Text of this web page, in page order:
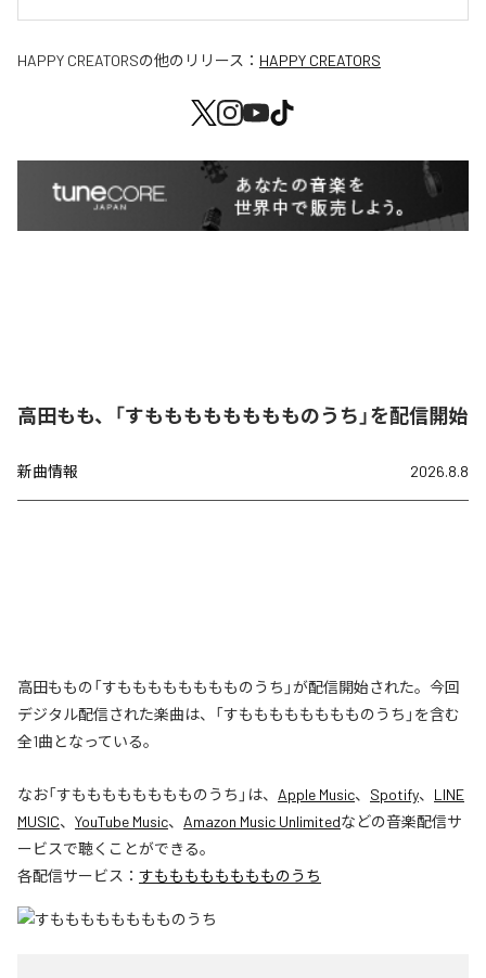
HAPPY CREATORSの他のリリース： HAPPY CREATORS
高田もも、「すもももももももものうち」を配信開始
新曲情報 2026.8.8
高田ももの「すもももももももものうち」が配信開始された。今回
デジタル配信された楽曲は、「すもももももももものうち」を含む
全1曲となっている。
なお「すもももももももものうち 」は、 Apple Music、 Spotify、 LINE
MUSIC、 YouTube Music、 Amazon Music Unlimitedなどの音楽配信サ
ービスで聴くことができる。
各配信サービス： すもももももももものうち